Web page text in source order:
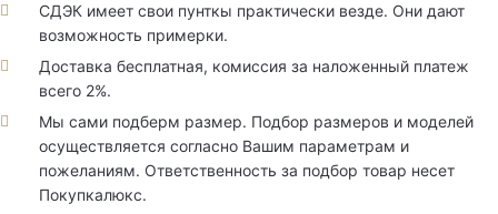
СДЭК имеет свои пунткы практически везде. Они дают
возможность примерки.
Доставка бесплатная, комиссия за наложенный платеж
всего 2%.
Мы сами подберм размер. Подбор размеров и моделей
осуществляется согласно Вашим параметрам и
пожеланиям. Ответственность за подбор товар несет
Покупкалюкс.